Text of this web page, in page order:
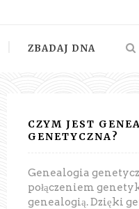
ZBADAJ DNA
CZYM JEST
GENETYCZNA?
Genealogia
połączeniem
genealogią. Dzięki